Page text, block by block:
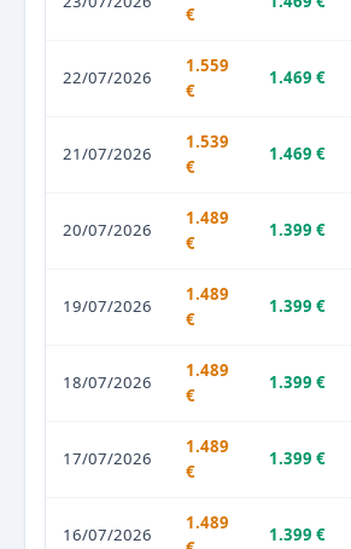
€
22/07/2026
1.559
€
1.469 €
21/07/2026
1.539
€
1.469 €
20/07/2026
1.489
€
1.399 €
19/07/2026
1.489
€
1.399 €
18/07/2026
1.489
€
1.399 €
17/07/2026
1.489
€
1.399 €
16/07/2026
1.489
1.399 €